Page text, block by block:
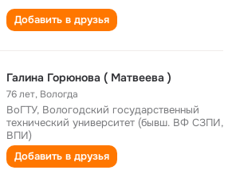
Добавить в друзья
Галина Горюнова ( Матвеева )
76 лет, Вологда
ВоГТУ, Вологодский государственный
технический университет (бывш. ВФ СЗПИ,
ВПИ)
Добавить в друзья